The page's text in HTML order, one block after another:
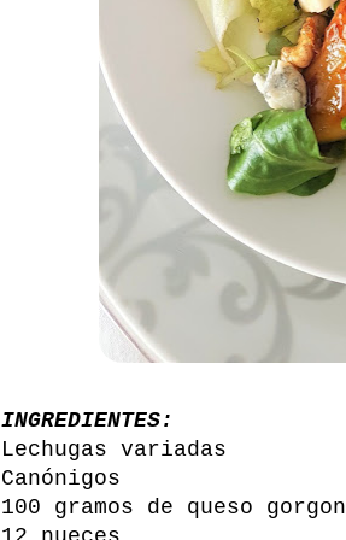
INGREDIENTES:
Lechugas variadas
Canónigos
100 gramos de queso